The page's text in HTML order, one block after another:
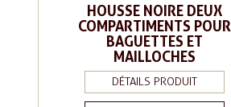
HOUSSE NOIRE DEUX
COMPARTIMENTS POUR
BAGUETTES ET
MAILLOCHES
DÉTAILS PRODUIT